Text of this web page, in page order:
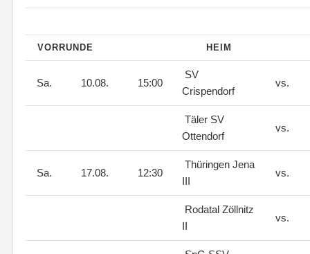
VORRUNDE HEIM
Sa. 10.08. 15:00
SV
Crispendorf
vs.
Täler SV
Ottendorf
vs.
Sa. 17.08. 12:30
Thüringen Jena
III
vs.
Rodatal Zöllnitz
II
vs.